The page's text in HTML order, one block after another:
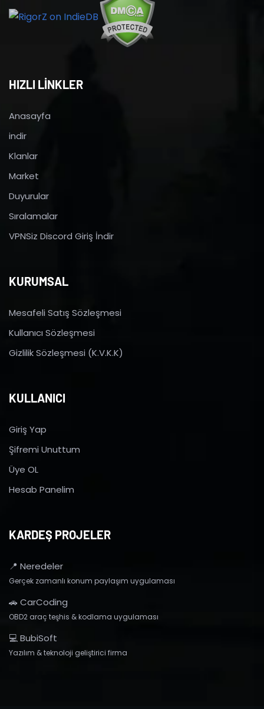
HIZLI LİNKLER
Anasayfa
indir
Klanlar
Market
Duyurular
Sıralamalar
VPNSiz Discord Giriş İndir
KURUMSAL
Mesafeli Satış Sözleşmesi
Kullanıcı Sözleşmesi
Gizlilik Sözleşmesi (K.V.K.K)
KULLANICI
Giriş Yap
Şifremi Unuttum
Üye OL
Hesab Panelim
KARDEŞ PROJELER
📍 Neredeler
Gerçek zamanlı konum paylaşım uygulaması
🚗 CarCoding
OBD2 araç teşhis & kodlama uygulaması
💻 BubiSoft
Yazılım & teknoloji geliştirici firma